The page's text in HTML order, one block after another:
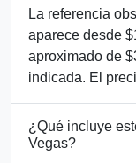
La referencia
aparece desde
aproximado de
indicada. El
¿Qué incluye
Vegas?